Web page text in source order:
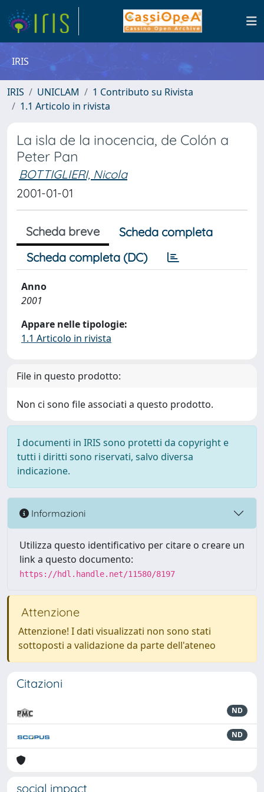
IRIS
IRIS UNICLAM
1 Contributo su Rivista
1.1 Articolo in rivista
La isla de la inocencia, de Colón a
Peter Pan
BOTTIGLIERI, Nicola
2001-01-01
Scheda breve
Scheda completa
Scheda completa (DC)
Anno
2001
Appare nelle tipologie:
1.1 Articolo in rivista
File in questo prodotto:
Non ci sono file associati a questo prodotto.
I documenti in IRIS sono protetti da copyright e
tutti i diritti sono riservati, salvo diversa
indicazione.
Informazioni
Utilizza questo identificativo per citare o creare un
link a questo documento:
https://hdl.handle.net/11580/8197
Attenzione
Attenzione! I dati visualizzati non sono stati
sottoposti a validazione da parte dell'ateneo
Citazioni
ND
ND
social impact